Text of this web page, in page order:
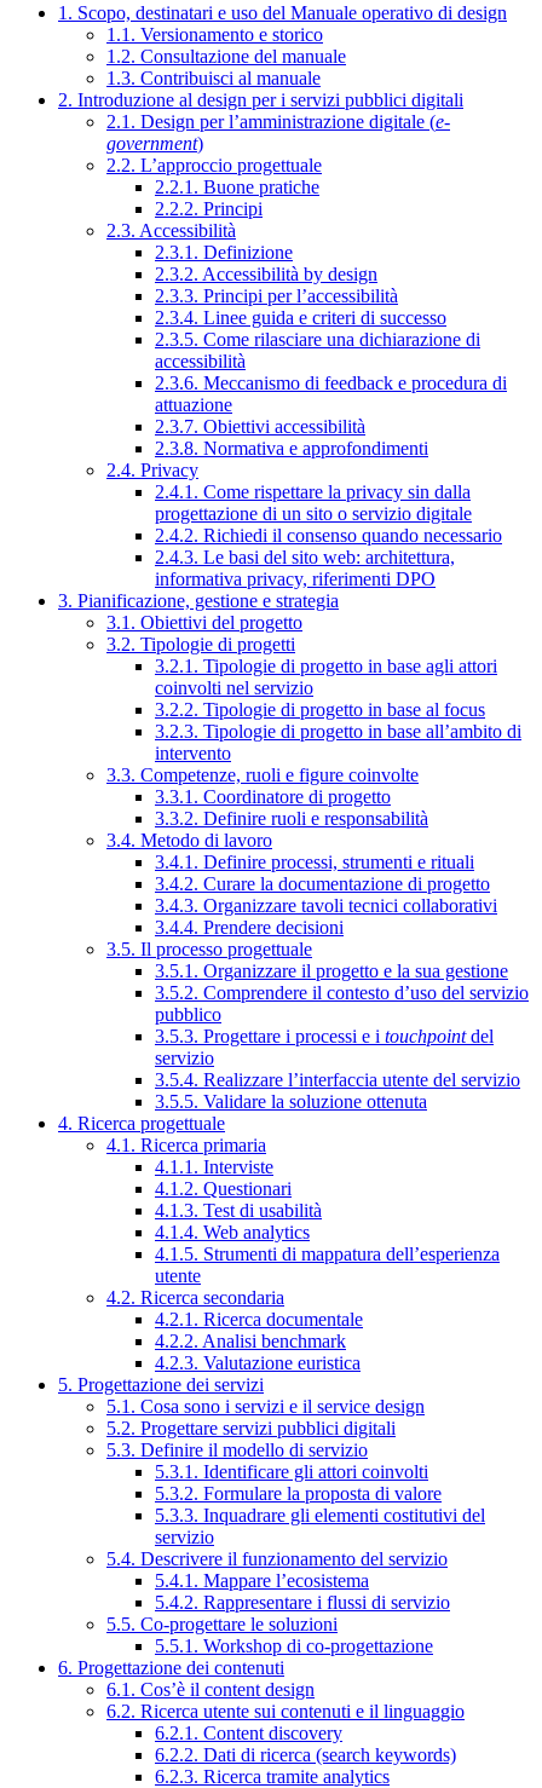
1. Scopo, destinatari e uso del Manuale operativo di design
1.1. Versionamento e storico
1.2. Consultazione del manuale
1.3. Contribuisci al manuale
2. Introduzione al design per i servizi pubblici digitali
2.1. Design per l’amministrazione digitale (e-
government)
2.2. L’approccio progettuale
2.2.1. Buone pratiche
2.2.2. Principi
2.3. Accessibilità
2.3.1. Definizione
2.3.2. Accessibilità by design
2.3.3. Principi per l’accessibilità
2.3.4. Linee guida e criteri di successo
2.3.5. Come rilasciare una dichiarazione di
accessibilità
2.3.6. Meccanismo di feedback e procedura di
attuazione
2.3.7. Obiettivi accessibilità
2.3.8. Normativa e approfondimenti
2.4. Privacy
2.4.1. Come rispettare la privacy sin dalla
progettazione di un sito o servizio digitale
2.4.2. Richiedi il consenso quando necessario
2.4.3. Le basi del sito web: architettura,
informativa privacy, riferimenti DPO
3. Pianificazione, gestione e strategia
3.1. Obiettivi del progetto
3.2. Tipologie di progetti
3.2.1. Tipologie di progetto in base agli attori
coinvolti nel servizio
3.2.2. Tipologie di progetto in base al focus
3.2.3. Tipologie di progetto in base all’ambito di
intervento
3.3. Competenze, ruoli e figure coinvolte
3.3.1. Coordinatore di progetto
3.3.2. Definire ruoli e responsabilità
3.4. Metodo di lavoro
3.4.1. Definire processi, strumenti e rituali
3.4.2. Curare la documentazione di progetto
3.4.3. Organizzare tavoli tecnici collaborativi
3.4.4. Prendere decisioni
3.5. Il processo progettuale
3.5.1. Organizzare il progetto e la sua gestione
3.5.2. Comprendere il contesto d’uso del servizio
pubblico
3.5.3. Progettare i processi e i touchpointdel
servizio
3.5.4. Realizzare l’interfaccia utente del servizio
3.5.5. Validare la soluzione ottenuta
4. Ricerca progettuale
4.1. Ricerca primaria
4.1.1. Interviste
4.1.2. Questionari
4.1.3. Test di usabilità
4.1.4. Web analytics
4.1.5. Strumenti di mappatura dell’esperienza
utente
4.2. Ricerca secondaria
4.2.1. Ricerca documentale
4.2.2. Analisi benchmark
4.2.3. Valutazione euristica
5. Progettazione dei servizi
5.1. Cosa sono i servizi e il service design
5.2. Progettare servizi pubblici digitali
5.3. Definire il modello di servizio
5.3.1. Identificare gli attori coinvolti
5.3.2. Formulare la proposta di valore
5.3.3. Inquadrare gli elementi costitutivi del
servizio
5.4. Descrivere il funzionamento del servizio
5.4.1. Mappare l’ecosistema
5.4.2. Rappresentare i flussi di servizio
5.5. Co-progettare le soluzioni
5.5.1. Workshop di co-progettazione
6. Progettazione dei contenuti
6.1. Cos’è il content design
6.2. Ricerca utente sui contenuti e il linguaggio
6.2.1. Content discovery
6.2.2. Dati di ricerca (search keywords)
6.2.3. Ricerca tramite analytics